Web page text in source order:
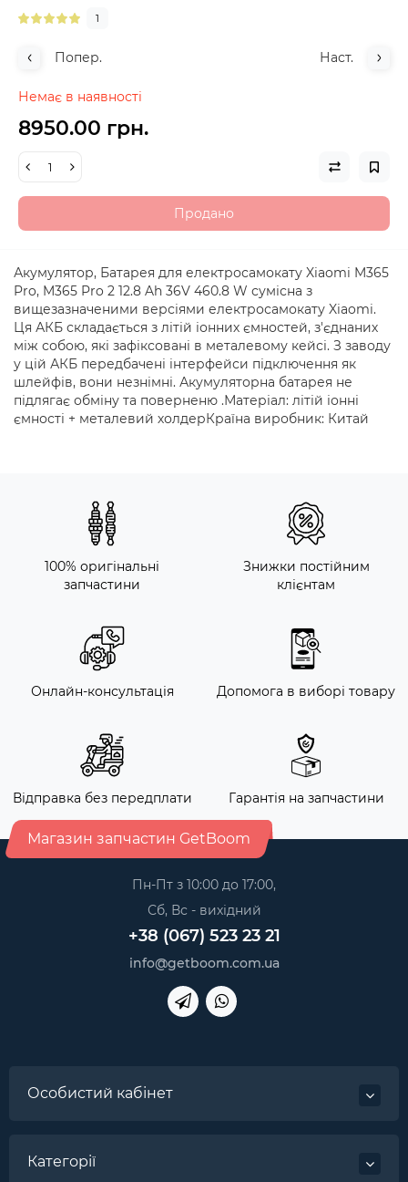
1
Попер. Наст.
Немає в наявності
8950.00 грн.
Продано
Акумулятор, Батарея для електросамокату Xiaomi M365
Pro, M365 Pro 2 12.8 Ah 36V 460.8 W сумісна з
вищезазначеними версіями електросамокату Xiaomi.
Ця АКБ складається з літій іонних ємностей, з'єднаних
між собою, які зафіксовані в металевому кейсі. З заводу
у цій АКБ передбачені інтерфейси підключення як
шлейфів, вони незнімні. Акумуляторна батарея не
підлягає обміну та поверненю .Матеріал: літій іонні
ємності + металевий холдерКраїна виробник: Китай
100% оригінальні
запчастини
Знижки постійним
клієнтам
Онлайн-консультація Допомога в виборі товару
Відправка без передплати Гарантія на запчастини
Магазин запчастин GetBoom
Пн-Пт з 10:00 до 17:00,
Сб, Вс - вихідний
+38 (067) 523 23 21
info@getboom.com.ua
Особистий кабінет
Категорії